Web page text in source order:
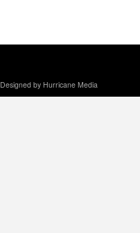
by Hurricane Media